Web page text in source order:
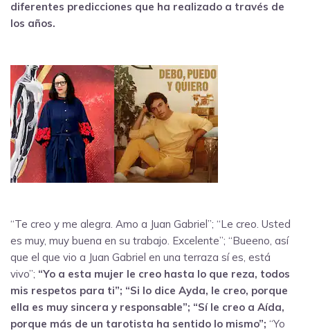
diferentes predicciones que ha realizado a través de
los años.
“Te creo y me alegra. Amo a Juan Gabriel”; “Le creo. Usted
es muy, muy buena en su trabajo. Excelente”; “Bueeno, así
que el que vio a Juan Gabriel en una terraza sí es, está
vivo”; “Yo a esta mujer le creo hasta lo que reza, todos
mis respetos para ti”; “Si lo dice Ayda, le creo, porque
ella es muy sincera y responsable”; “Sí le creo a Aída,
porque más de un tarotista ha sentido lo mismo”; “Yo